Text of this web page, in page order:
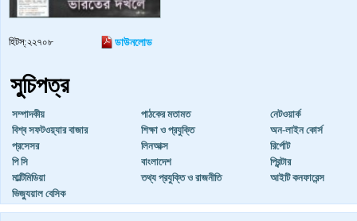
হিটস্:২২৭০৮ ডাউনলোড
সুচিপত্র
সম্পাদকীয় পাঠকের মতামত
নেটওয়ার্ক
বিশ্ব সফটওয়্যার বাজার
শিক্ষা ও প্রযুক্তি
অন-লাইন কোর্স
প্রসেসর
লিনআক্স
রির্পোট
পি সি
বাংলাদেশ
প্রিন্টার
মাল্টিমিডিয়া
তথ্য প্রযুক্তি ও রাজনীতি
আইটি কনফারেন্স
ভিজ্যুয়াল বেসিক